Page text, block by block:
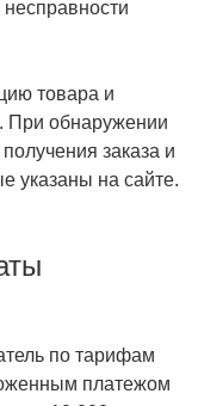
товара и
При обнаружении
заказа и
указаны на сайте.
по тарифам
платежом